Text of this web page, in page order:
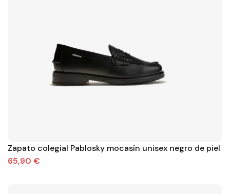
Zapato colegial Pablosky mocasín unisex negro de piel
65,90 €